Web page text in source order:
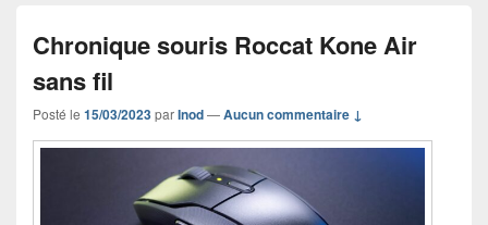
Chronique souris Roccat Kone Air
sans fil
Posté le 15/03/2023parInod—Aucun commentaire ↓